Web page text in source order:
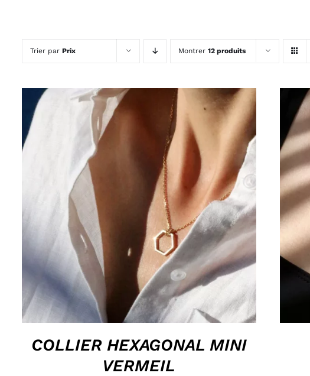
Trier par Prix Montrer 12 produits
HOP, DANS MON PANIER ! DÉTAILS
COLLIER HEXAGONAL MINI
VERMEIL